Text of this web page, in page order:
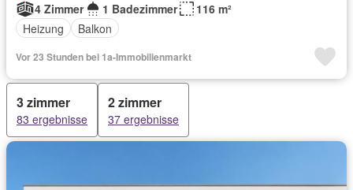
4 Zimmer
1 Badezimmer
116 m²
Heizung
Balkon
Vor 23 Stunden bei 1a-Immobilienmarkt
3 zimmer
83 ergebnisse
2 zimmer
37 ergebnisse